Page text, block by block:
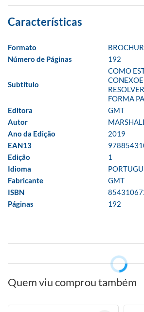
Formato
Número de Páginas
192
Subtítulo
COMO
FORMA
Editora
GMT
Autor
Ano da Edição
2019
EAN13
Edição
1
Idioma
Fabricante
GMT
ISBN
Páginas
192
Quem viu comprou também